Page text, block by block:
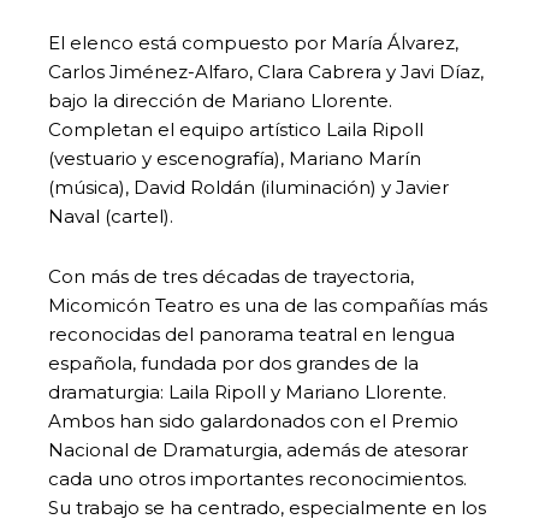
El elenco está compuesto por María Álvarez,
Carlos Jiménez-Alfaro, Clara Cabrera y Javi Díaz,
bajo la dirección de Mariano Llorente.
Completan el equipo artístico Laila Ripoll
(vestuario y escenografía), Mariano Marín
(música), David Roldán (iluminación) y Javier
Naval (cartel).
Con más de tres décadas de trayectoria,
Micomicón Teatro es una de las compañías más
reconocidas del panorama teatral en lengua
española, fundada por dos grandes de la
dramaturgia: Laila Ripoll y Mariano Llorente.
Ambos han sido galardonados con el Premio
Nacional de Dramaturgia, además de atesorar
cada uno otros importantes reconocimientos.
Su trabajo se ha centrado, especialmente en los